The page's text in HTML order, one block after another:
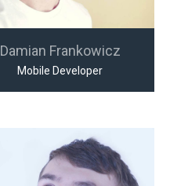
Damian Frankowicz
Mobile Developer